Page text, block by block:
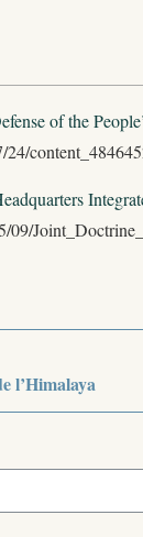
of the
09/
l’Himalaya